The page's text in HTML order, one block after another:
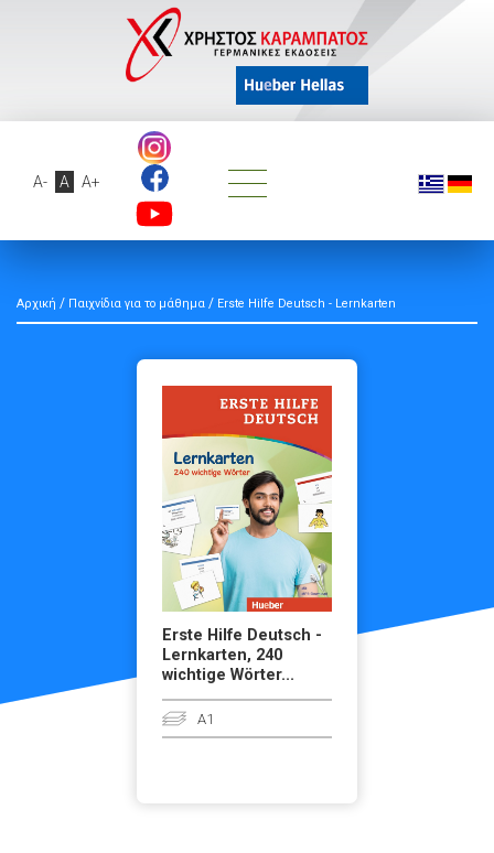
A- A A+
Αρχική / Παιχνίδια για το μάθημα / Erste Hilfe Deutsch - Lernkarten
Erste Hilfe Deutsch -
Lernkarten, 240
wichtige Wörter...
A1